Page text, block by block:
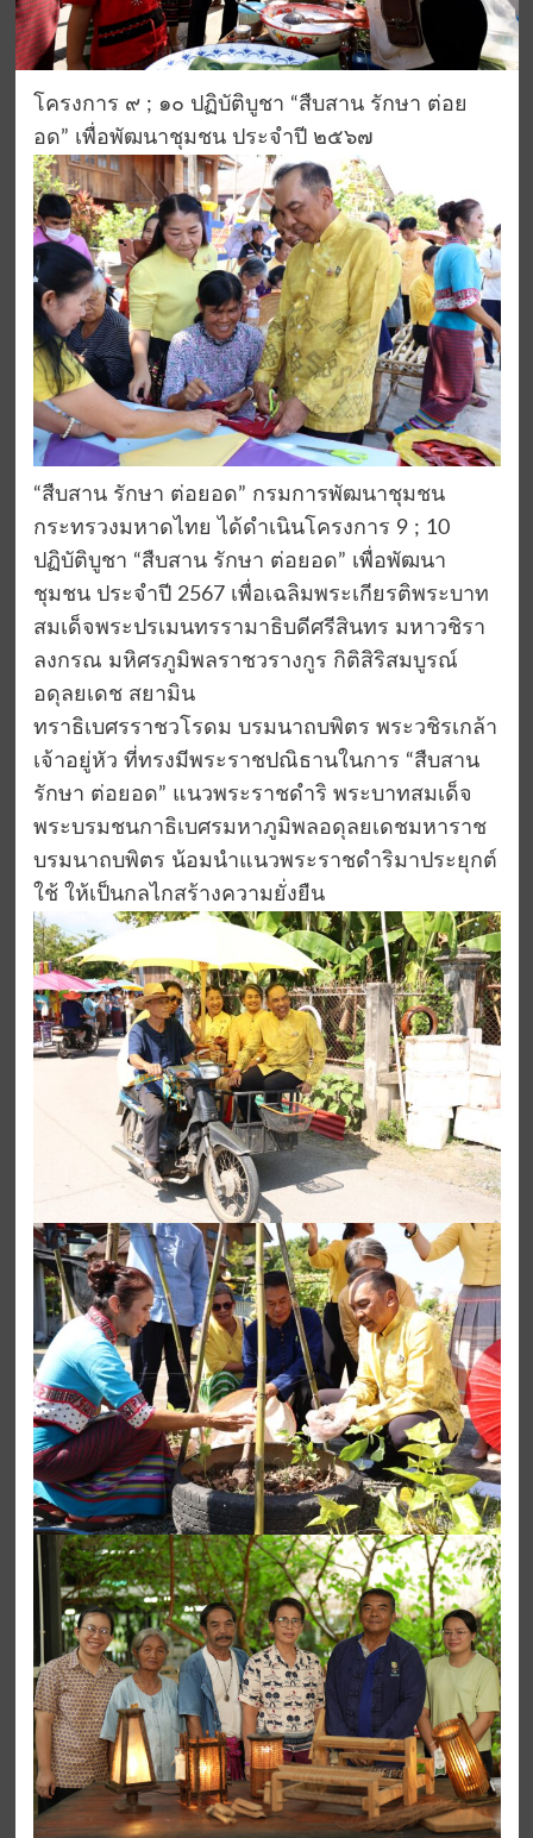
โครงการ ๙ ; ๑๐ ปฏิบัติบูชา “สืบสาน รักษา ต่อย
อด” เพื่อพัฒนาชุมชน ประจำปี ๒๕๖๗
“สืบสาน รักษา ต่อยอด” กรมการพัฒนาชุมชน
กระทรวงมหาดไทย ได้ดำเนินโครงการ 9 ; 10
ปฏิบัติบูชา “สืบสาน รักษา ต่อยอด” เพื่อพัฒนา
ชุมชน ประจำปี 2567 เพื่อเฉลิมพระเกียรติพระบาท
สมเด็จพระปรเมนทรรามาธิบดีศรีสินทร มหาวชิรา
ลงกรณ มหิศรภูมิพลราชวรางกูร กิติสิริสมบูรณ์
อดุลยเดช สยามิน
ทราธิเบศรราชวโรดม บรมนาถบพิตร พระวชิรเกล้า
เจ้าอยู่หัว ที่ทรงมีพระราชปณิธานในการ “สืบสาน
รักษา ต่อยอด” แนวพระราชดำริ พระบาทสมเด็จ
พระบรมชนกาธิเบศรมหาภูมิพลอดุลยเดชมหาราช
บรมนาถบพิตร น้อมนำแนวพระราชดำริมาประยุกต์
ใช้ ให้เป็นกลไกสร้างความยั่งยืน